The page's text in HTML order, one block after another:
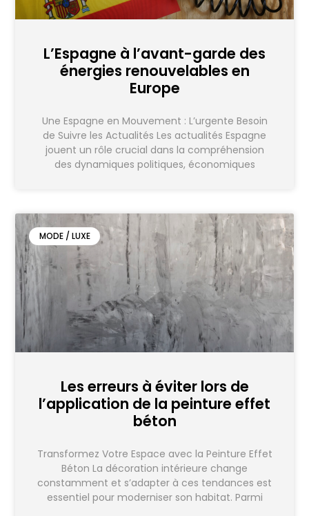
L’Espagne à l’avant-garde des
énergies renouvelables en
Europe
Une Espagne en Mouvement : L’urgente Besoin
de Suivre les Actualités Les actualités Espagne
jouent un rôle crucial dans la compréhension
des dynamiques politiques, économiques
MODE / LUXE
Les erreurs à éviter lors de
l’application de la peinture effet
béton
Transformez Votre Espace avec la Peinture Effet
Béton La décoration intérieure change
constamment et s’adapter à ces tendances est
essentiel pour moderniser son habitat. Parmi